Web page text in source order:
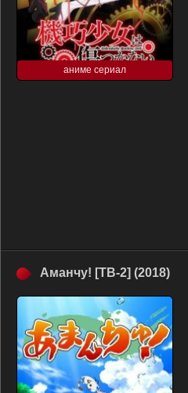
аниме сериал
Аманчу! [ТВ-2] (2018)